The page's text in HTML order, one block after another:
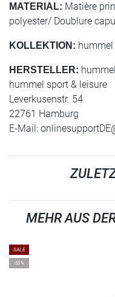
MATERIAL: Matière
polyester/ Doublure
KOLLEKTION:
HERSTELLER: hummel
hummel sport & leisure
Leverkusenstr. 54
22761 Hamburg
E-Mail:
MEHR AUS
SALE
-55%